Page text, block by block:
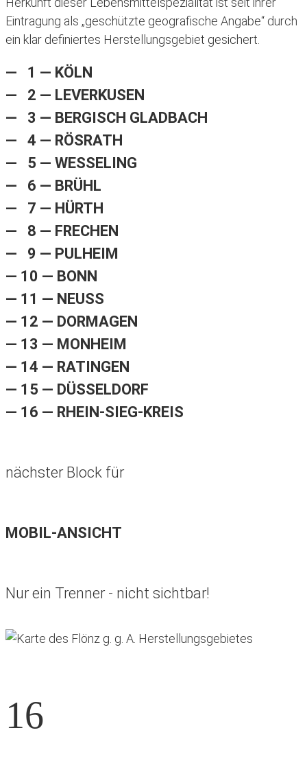
Eintragung als „geschützte geografische Angabe“ durch
ein klar definiertes Herstellungsgebiet gesichert.
— 1 — KÖLN
— 2 — LEVERKUSEN
— 3 — BERGISCH GLADBACH
— 4 — RÖSRATH
— 5 — WESSELING
— 6 — BRÜHL
— 7 — HÜRTH
— 8 — FRECHEN
— 9 — PULHEIM
— 10 — BONN
— 11 — NEUSS
— 12 — DORMAGEN
— 13 — MONHEIM
— 14 — RATINGEN
— 15 — DÜSSELDORF
— 16 — RHEIN-SIEG-KREIS
nächster Block für
MOBIL-ANSICHT
Nur ein Trenner - nicht sichtbar!
16